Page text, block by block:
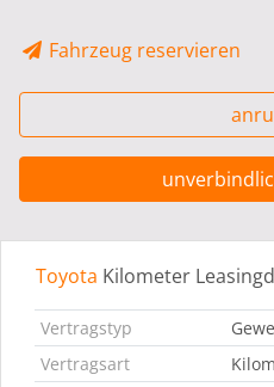
Fahrzeug reservieren
Leasingdetails
Toyota Kilometer
Vertragstyp
Vertragsart